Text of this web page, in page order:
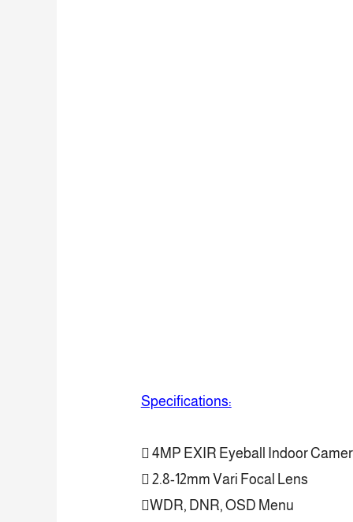
Specifications:
 4MP EXIR Eyeball Indoor
 2.8-12mm Vari Focal Lens
WDR, DNR, OSD Menu